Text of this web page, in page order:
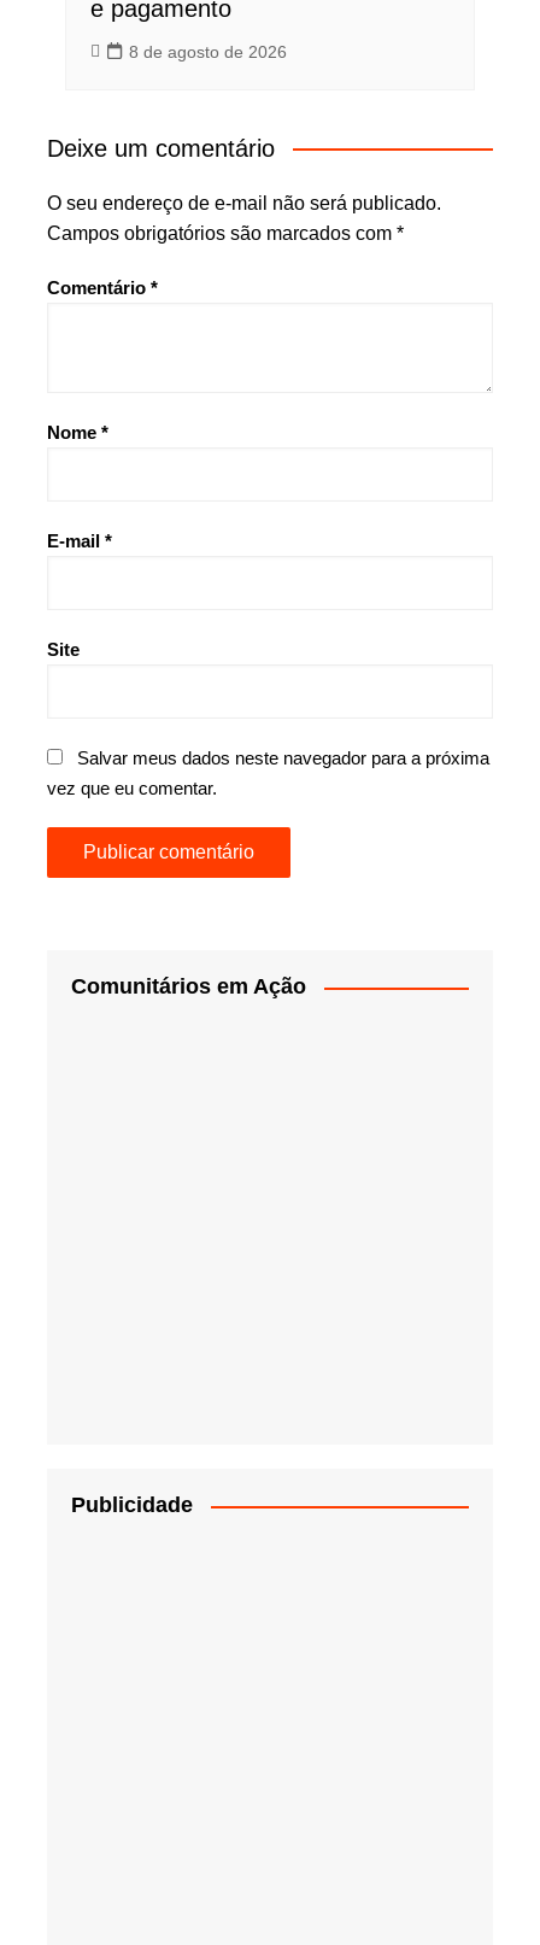
e pagamento
8 de agosto de 2026
Deixe um comentário
O seu endereço de e-mail não será publicado.
Campos obrigatórios são marcados com *
Comentário *
Nome *
E-mail *
Site
Salvar meus dados neste navegador para a próxima
vez que eu comentar.
Comunitários em Ação
Publicidade